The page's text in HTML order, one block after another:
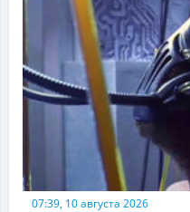
07:39, 10 августа 2026